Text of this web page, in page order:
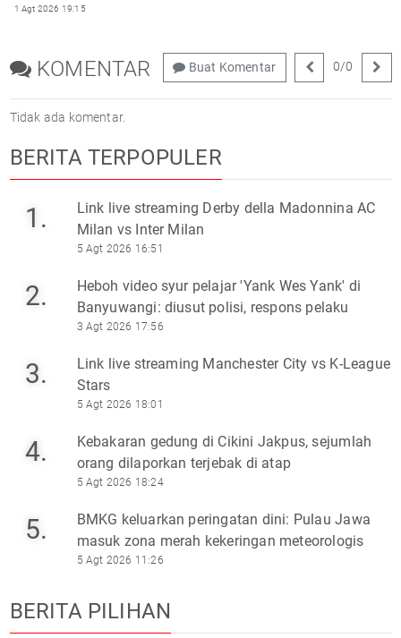
1 Agt 2026 19:15
KOMENTAR Buat Komentar 0/0
Tidak ada komentar.
BERITA TERPOPULER
1.
Link live streaming Derby della Madonnina AC
Milan vs Inter Milan
5 Agt 2026 16:51
2.
Heboh video syur pelajar 'Yank Wes Yank' di
Banyuwangi: diusut polisi, respons pelaku
3 Agt 2026 17:56
3.
Link live streaming Manchester City vs K-League
Stars
5 Agt 2026 18:01
4.
Kebakaran gedung di Cikini Jakpus, sejumlah
orang dilaporkan terjebak di atap
5 Agt 2026 18:24
5.
BMKG keluarkan peringatan dini: Pulau Jawa
masuk zona merah kekeringan meteorologis
5 Agt 2026 11:26
BERITA PILIHAN